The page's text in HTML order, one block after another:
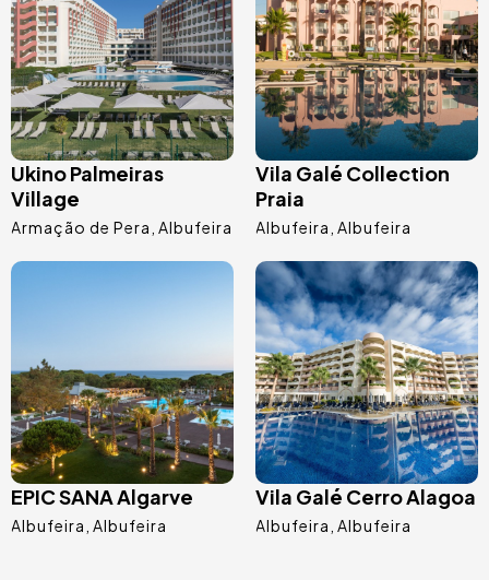
Ukino Palmeiras
Village
Armação de Pera Albufeira
Vila Galé Collection
Praia
Albufeira Albufeira
Imagem
EPIC SANA Algarve
Albufeira Albufeira
Imagem
Vila Galé Cerro Alagoa
Albufeira Albufeira